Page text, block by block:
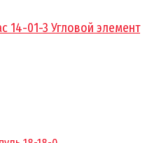
14-01-3 Угловой элемент